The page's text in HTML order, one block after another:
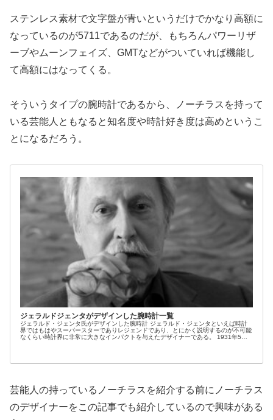
ステンレス素材で文字盤が青いというだけでかなり高額に
なっているのが5711であるのだが、もちろんパワーリザ
ーブやムーンフェイズ、GMTなどがついていれば機能し
て高額にはなってくる。
そういうタイプの腕時計であるから、ノーチラスを持って
いる芸能人ともなると知名度や時計好き度は高めというこ
とになるだろう。
ジェラルドジェンタがデザインした腕時計一覧
ジェラルド・ジェンタ氏がデザインした腕時計 ジェラルド・ジェンタといえば時計
界ではもはやスーパースターでありレジェンドであり、とにかく説明するのが不可能
なくらい時計界に非常に大きなインパクトを与えたデザイナーである。 1931年5月1
芸能人の持っているノーチラスを紹介する前にノーチラス
のデザイナーをこの記事でも紹介しているので興味がある